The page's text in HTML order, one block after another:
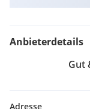
Anbieterdetails
Gut
Adresse